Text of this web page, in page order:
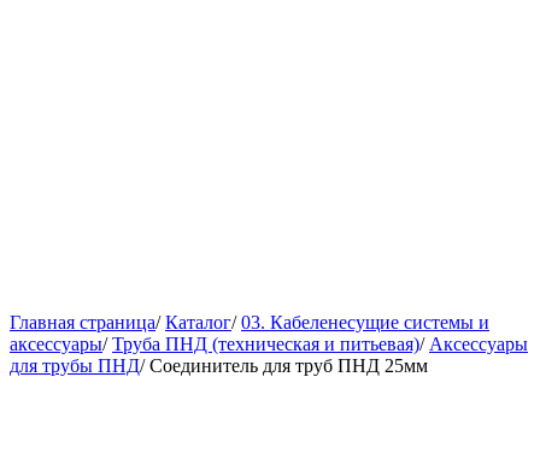
Главная страница/ Каталог/ 03. Кабеленесущие системы и
аксессуары/ Труба ПНД (техническая и питьевая)/ Аксессуары
для трубы ПНД/ Соединитель для труб ПНД 25мм